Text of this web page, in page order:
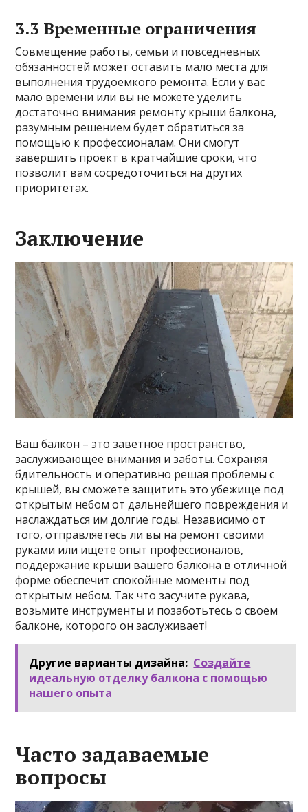
3.3 Временные ограничения
Совмещение работы, семьи и повседневных
обязанностей может оставить мало места для
выполнения трудоемкого ремонта. Если у вас
мало времени или вы не можете уделить
достаточно внимания ремонту крыши балкона,
разумным решением будет обратиться за
помощью к профессионалам. Они смогут
завершить проект в кратчайшие сроки, что
позволит вам сосредоточиться на других
приоритетах.
Заключение
Ваш балкон – это заветное пространство,
заслуживающее внимания и заботы. Сохраняя
бдительность и оперативно решая проблемы с
крышей, вы сможете защитить это убежище под
открытым небом от дальнейшего повреждения и
наслаждаться им долгие годы. Независимо от
того, отправляетесь ли вы на ремонт своими
руками или ищете опыт профессионалов,
поддержание крыши вашего балкона в отличной
форме обеспечит спокойные моменты под
открытым небом. Так что засучите рукава,
возьмите инструменты и позаботьтесь о своем
балконе, которого он заслуживает!
Другие варианты дизайна: Создайте
идеальную отделку балкона с помощью
нашего опыта
Часто задаваемые
вопросы